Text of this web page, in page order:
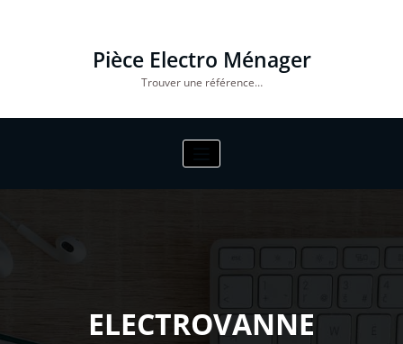
Pièce Electro Ménager
Trouver une référence…
ELECTROVANNE